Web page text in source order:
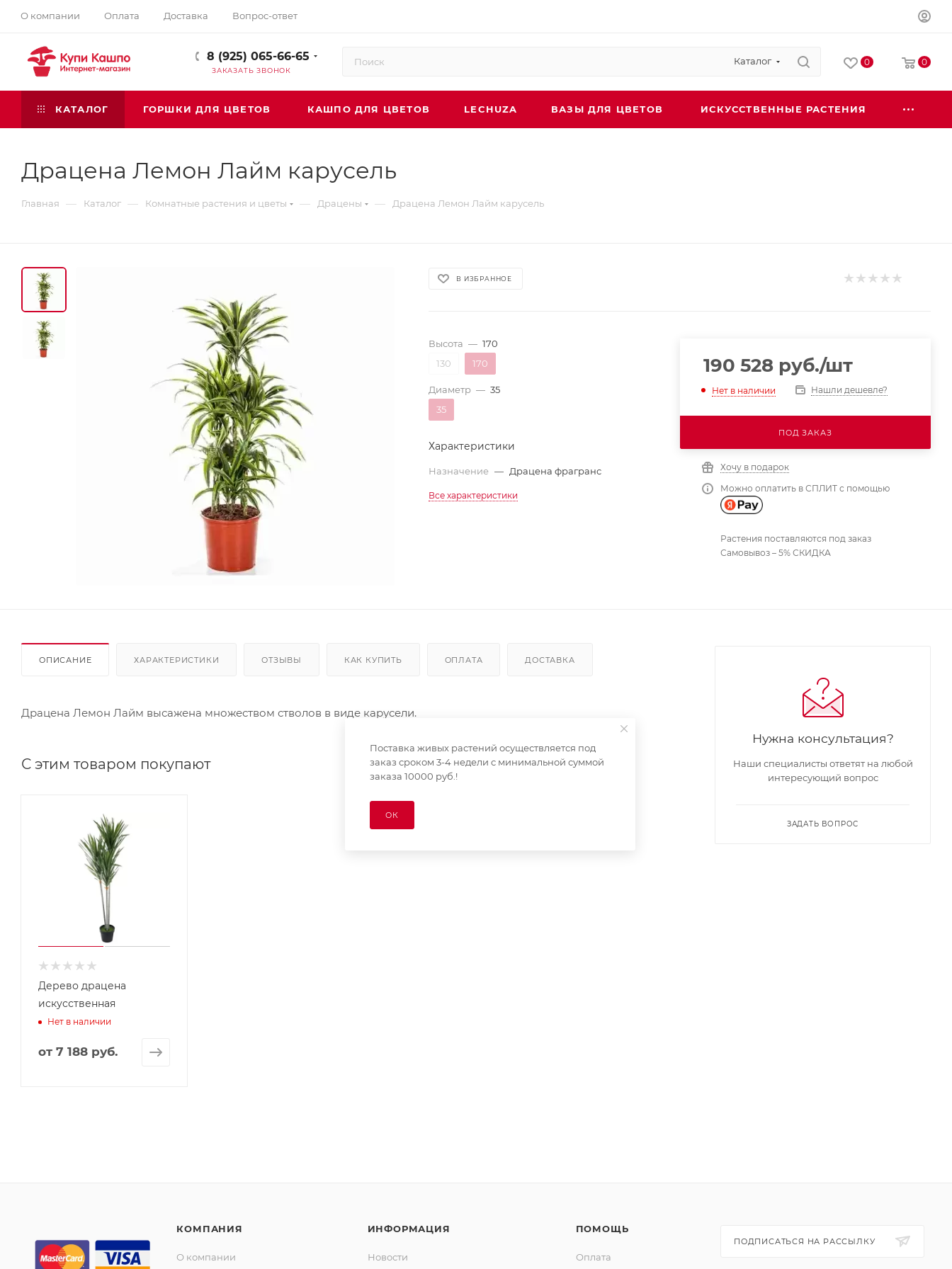
О компании Оплата Доставка Вопрос-ответ
8 (925) 065-66-65
ЗАКАЗАТЬ ЗВОНОК
Каталог 0 0
КАТАЛОГ ГОРШКИ ДЛЯ ЦВЕТОВ КАШПО ДЛЯ ЦВЕТОВ LECHUZA ВАЗЫ ДЛЯ ЦВЕТОВ ИСКУССТВЕННЫЕ РАСТЕНИЯ
Драцена Лемон Лайм карусель
Главная — Каталог — Комнатные растения и цветы — Драцены — Драцена Лемон Лайм карусель
В ИЗБРАННОЕ
Высота — 170
130
170
Диаметр — 35
35
Характеристики
Назначение — Драцена фрагранс
Все характеристики
190 528руб./шт
Нет в наличии Нашли дешевле?
ПОД ЗАКАЗ
Хочу в подарок
Можно оплатить в СПЛИТ с помощью
Растения поставляются под заказ
Самовывоз – 5% СКИДКА
ОПИСАНИЕ ХАРАКТЕРИСТИКИ ОТЗЫВЫ КАК КУПИТЬ ОПЛАТА ДОСТАВКА
Драцена Лемон Лайм высажена множеством стволов в виде карусели.
С этим товаром покупают
Дерево драцена
искусственная
Нет в наличии
от 7 188 руб.
Нужна консультация?
Наши специалисты ответят на любой
интересующий вопрос
ЗАДАТЬ ВОПРОС
КОМПАНИЯ
О компании
ИНФОРМАЦИЯ
Новости
ПОМОЩЬ
Оплата
ПОДПИСАТЬСЯ НА РАССЫЛКУ
Поставка живых растений осуществляется под
заказ сроком 3-4 недели с минимальной суммой
заказа 10000 руб.!
ОК